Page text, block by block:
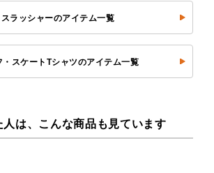
スラッシャーのアイテム一覧
・スケートTシャツのアイテム一覧
人は、こんな商品も見ています